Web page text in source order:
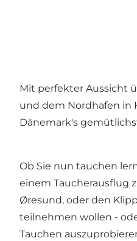
Mit perfekter Aussicht
und dem Nordhafen in
Dänemark's
Ob Sie nun tauchen
einem Taucherausflug
Øresund, oder den
teilnehmen wollen -
Tauchen